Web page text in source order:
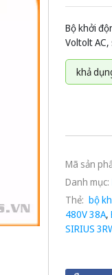
Bộ khởi
Voltolt
khả
Mã sản
Danh mục:
Thẻ: bộ
480V 38A,
SIRIUS